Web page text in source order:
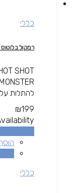
כללי
רמקול בלוטוס Monster SuperStar HotShot שחור/זהב
להתלות
₪199
כללי